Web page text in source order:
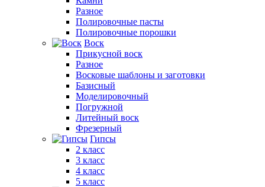
Разное
Полировочные пасты
Полировочные порошки
Воск
Прикусной воск
Разное
Восковые шаблоны и заготовки
Базисный
Моделировочный
Погружной
Литейный воск
Фрезерный
Гипсы
2 класс
3 класс
4 класс
5 класс